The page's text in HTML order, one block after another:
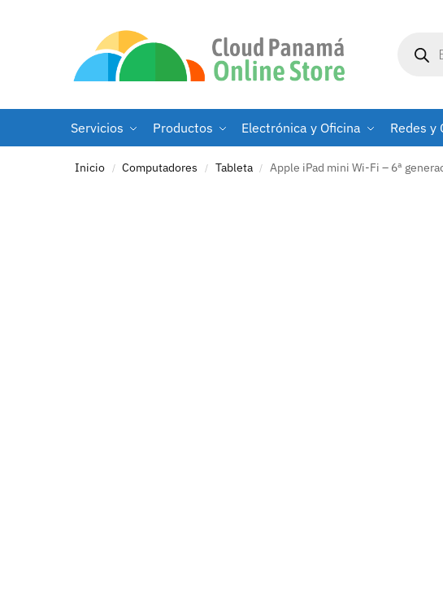
Servicios Productos Electrónica y Oficina Redes y
Inicio / Computadores / Tableta / Apple iPad mini Wi-Fi – 6ª